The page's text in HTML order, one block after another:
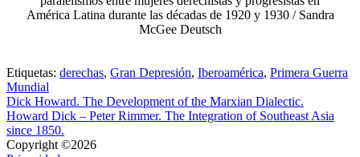
América Latina durante las décadas de 1920 y 1930 / Sandra
McGee Deutsch
Etiquetas: derechas, Gran Depresión, Iberoamérica, Primera Guerra
Mundial
Dick Howard. The Development of the Marxian Dialectic.
Howard Dick – Peter Rimmer. The Integration of Southeast Asia
since 1850.
Copyright ©2026